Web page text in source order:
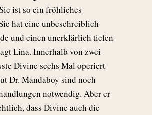
ist so ein fröhliches
hat eine unbeschreiblich
und einen unerklärlich tiefen
Lina. Innerhalb von zwei
Divine sechs Mal operiert
Dr. Mandaboy sind noch
notwendig. Aber er
dass Divine auch die